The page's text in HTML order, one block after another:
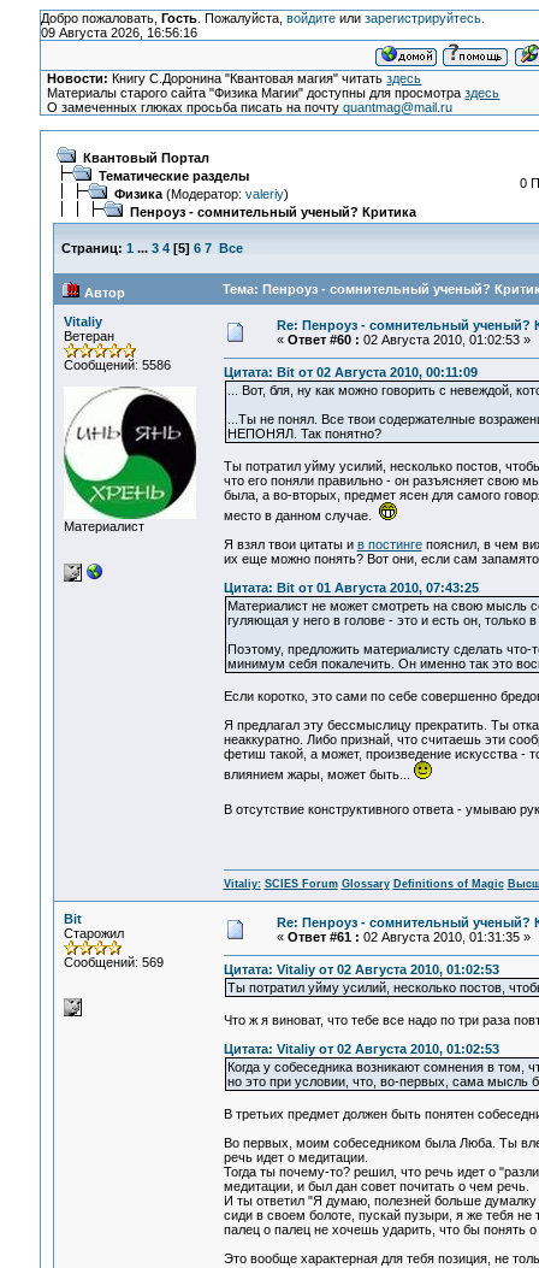
Добро пожаловать, Гость. Пожалуйста, войдитеили зарегистрируйтесь.
09 Августа 2026, 16:56:16
Новости: Книгу С.Доронина "Квантовая магия" читатьздесь
Материалы старого сайта "Физика Магии" доступны для просмотраздесь
О замеченных глюках просьба писать на почтуquantmag@mail.ru
Квантовый Портал
Тематические разделы
Физика(Модератор: valeriy)
Пенроуз - сомнительный ученый? Критика
0
Страниц: 1 ... 3 4[5] 6 7 Все
Автор Тема: Пенроуз - сомнительный ученый?
Vitaliy
Ветеран
Сообщений: 5586
Материалист
Re: Пенроуз - сомнительный ученый?
« Ответ #60 : 02 Августа 2010, 01:02:53 »
Цитата: Bit от 02 Августа 2010, 00:11:09
... Вот, бля, ну как можно говорить с невеждой,
...Ты не понял. Все твои содержателные
НЕПОНЯЛ. Так понятно?
Ты потратил уйму усилий, несколько постов,
что его поняли правильно - он разъясняет свою
была, а во-вторых, предмет ясен для самого
место в данном случае.
Я взял твои цитаты и в постингепояснил, в чем
их еще можно понять? Вот они, если сам
Цитата: Bit от 01 Августа 2010, 07:43:25
Материалист не может смотреть на свою мысль
гуляющая у него в голове - это и есть он,
Поэтому, предложить материалисту сделать
минимум себя покалечить. Он именно так это
Если коротко, это сами по себе совершенно
Я предлагал эту бессмыслицу прекратить. Ты
неаккуратно. Либо признай, что считаешь эти
фетиш такой, а может, произведение искусства -
влиянием жары, может быть...
В отсутствие конструктивного ответа - умываю
Vitaliy: SCIES Forum Glossary Definitions of Magic
Bit
Старожил
Сообщений: 569
Re: Пенроуз - сомнительный ученый?
« Ответ #61 : 02 Августа 2010, 01:31:35 »
Цитата: Vitaliy от 02 Августа 2010, 01:02:53
Ты потратил уйму усилий, несколько постов,
Что ж я виноват, что тебе все надо по три раза
Цитата: Vitaliy от 02 Августа 2010, 01:02:53
Когда у собеседника возникают сомнения в
но это при условии, что, во-первых, сама мысль
В третьих предмет должен быть понятен
Во первых, моим собеседником была Люба. Ты
речь идет о медитации.
Тогда ты почему-то? решил, что речь идет о
медитации, и был дан совет почитать о чем речь.
И ты ответил "Я думаю, полезней больше думалку
сиди в своем болоте, пускай пузыри, я же тебя
палец о палец не хочешь ударить, что бы понять
Это вообще характерная для тебя позиция, не